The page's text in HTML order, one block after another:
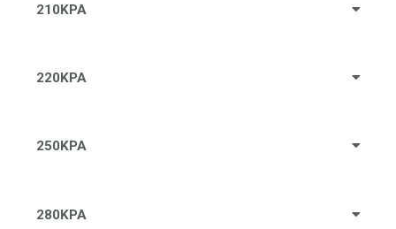
210KPA
220KPA
250KPA
280KPA